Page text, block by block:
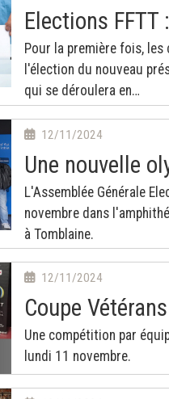
Elections
Pour la première fois,
l'élection du nouveau
qui se déroulera en…
12/11/2024
Une nouvelle
L'Assemblée Générale
novembre dans
à Tomblaine.
12/11/2024
Coupe
Une compétition par
lundi 11 novembre.